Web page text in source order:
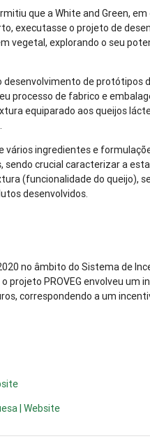
que a White and Green,
executasse o projeto de
vegetal, explorando o seu
desenvolvimento de protótipos
processo de fabrico e
equiparado aos queijos
vários ingredientes e
sendo crucial caracterizar a
(funcionalidade do queijo),
desenvolvidos.
no âmbito do Sistema de
projeto PROVEG envolveu um
correspondendo a um
| Website